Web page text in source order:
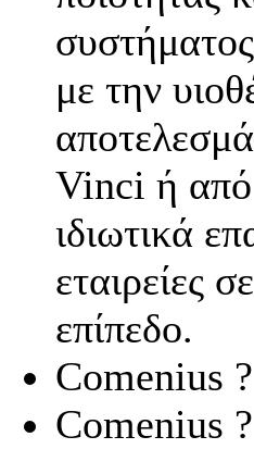
με την
Vinci ή από
ιδιωτικά
εταιρείες
επίπεδο.
Comenius
Comenius ?